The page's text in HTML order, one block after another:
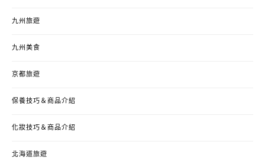
九州旅遊
九州美食
京都旅遊
保養技巧＆商品介紹
化妝技巧＆商品介紹
北海道旅遊